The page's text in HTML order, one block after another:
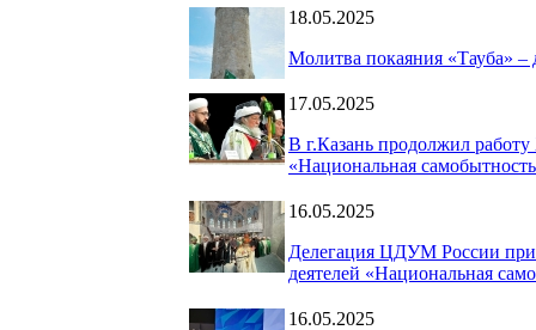
18.05.2025
Молитва покаяния «Тауба»
17.05.2025
В г.Казань продолжил
«Национальная
16.05.2025
Делегация ЦДУМ России
деятелей «Национальная
16.05.2025